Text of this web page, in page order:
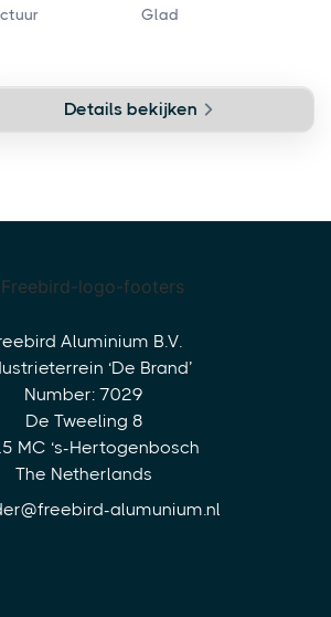
Glad
Details bekijken
Aluminium B.V.
‘De Brand’
Number: 7029
De Tweeling 8
MC ‘s-Hertogenbosch
The Netherlands
alumunium.nl